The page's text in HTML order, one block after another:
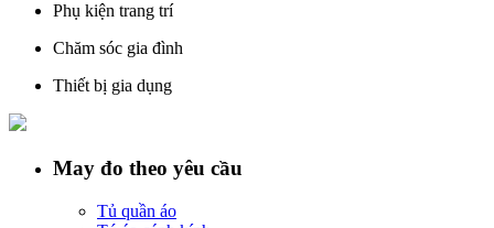
Phụ kiện trang trí
Chăm sóc gia đình
Thiết bị gia dụng
May đo theo yêu cầu
Tủ quần áo